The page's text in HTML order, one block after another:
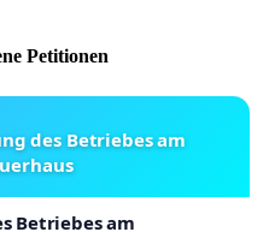
Petitionen
des Betriebes am
Betriebes am